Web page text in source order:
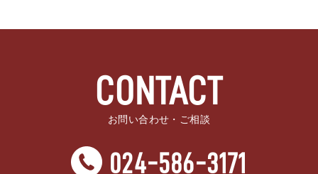
CONTACT
お問い合わせ・ご相談
024-586-3171